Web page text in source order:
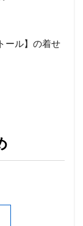
ール】の着せ